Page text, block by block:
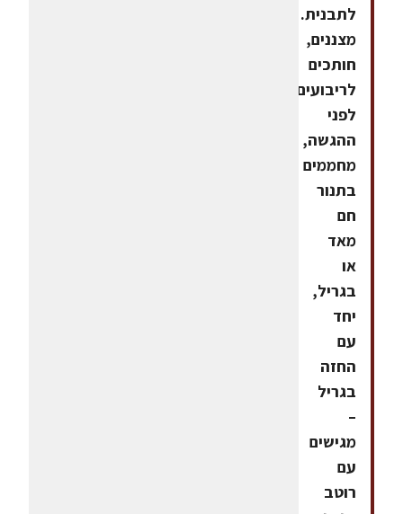
לתבנית.
מצננים,
חותכים
לריבועים.
לפני
ההגשה,
מחממים
בתנור
חם
מאד
או
בגריל,
יחד
עם
החזה
בגריל
–
מגישים
עם
רוטב